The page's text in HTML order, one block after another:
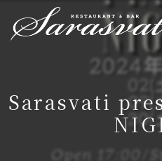
Sarasvati